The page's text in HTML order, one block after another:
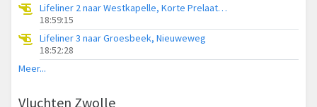
Lifeliner 2 naar Westkapelle, Korte Prelaatweg
18:59:15
Lifeliner 3 naar Groesbeek, Nieuweweg
18:52:28
Meer...
Vluchten Zwolle